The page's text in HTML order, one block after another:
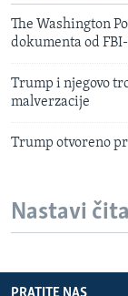
The Washington
dokumenta od
Trump i njegovo
malverzacije
Trump otvoreno
Nastavi
PRATITE NAS